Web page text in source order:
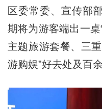
区委常委、宣传部
期将为游客端出一
主题旅游套餐、三
游购娱”好去处及百